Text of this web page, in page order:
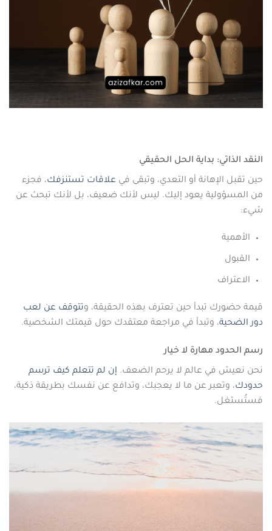
النقد الذاتي: بداية الحل الحقيقي
حين تقبل الإهانة أو التعدي، وتبقى في علاقات تستنزفك، فجزء
من المسؤولية يعود إليك. ليس لأنك ضعيف، بل لأنك تبحث عن
شيء:
الأهمية
القبول
الاعتراف
قيمة حضورك تبدأ حين تعترف بهذه الحقيقة، وتتوقف عن لعب
دور الضحية، وتبدأ في مراجعة معتقدك حول قيمتك الشخصية.
رسم الحدود مهارة لا خيار
نحن نعيش في عالم لا يرحم الضعف. إن لم تتعلم كيف ترسم
حدودك، وتعبر عن ما لا يعجبك، وتدافع عن نفسك بطريقة ذكية،
فستُستغل.